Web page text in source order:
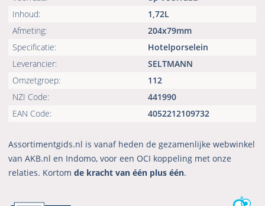
Inhoud:
1,72L
Afmeting:
204x79mm
Specificatie:
Hotelporselein
Leverancier:
SELTMANN
Omzetgroep:
112
NZI Code:
441990
EAN Code:
4052212109732
Assortimentgids.nl is vanaf heden de gezamenlijke webwinkel
van AKB.nl en Indomo, voor een OCI koppeling met onze
relaties. Kortomde kracht van één plus één.